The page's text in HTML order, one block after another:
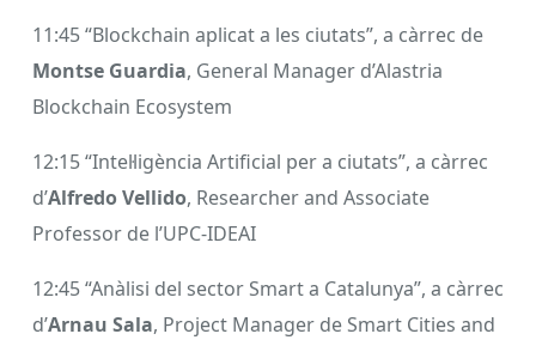
11:45 “Blockchain aplicat a les ciutats”, a càrrec de
Montse Guardia, General Manager d’Alastria
Blockchain Ecosystem
12:15 “Intel·ligència Artificial per a ciutats”, a càrrec
d’Alfredo Vellido, Researcher and Associate
Professor de l’UPC-IDEAI
12:45 “Anàlisi del sector Smart a Catalunya”, a càrrec
d’Arnau Sala, Project Manager de Smart Cities and